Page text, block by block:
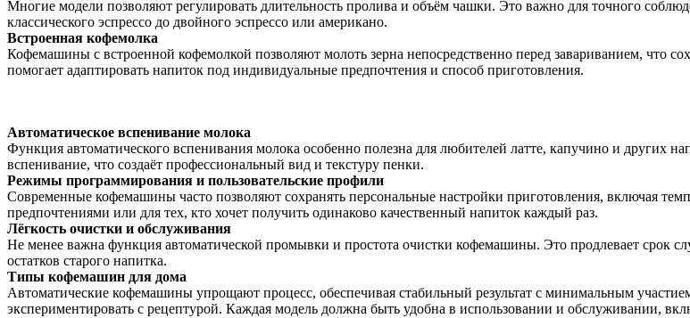
Многие модели позволяют регулировать длительность пролива и объём чашки. Это важно для точного
классического эспрессо до двойного эспрессо или американо.
Встроенная кофемолка
Кофемашины с встроенной кофемолкой позволяют молоть зерна непосредственно перед завариванием, что
помогает адаптировать напиток под индивидуальные предпочтения и способ приготовления.
Автоматическое вспенивание молока
Функция автоматического вспенивания молока особенно полезна для любителей латте, капучино и других
вспенивание, что создаёт профессиональный вид и текстуру пенки.
Режимы программирования и пользовательские профили
Современные кофемашины часто позволяют сохранять персональные настройки приготовления, включая
предпочтениями или для тех, кто хочет получить одинаково качественный напиток каждый раз.
Лёгкость очистки и обслуживания
Не менее важна функция автоматической промывки и простота очистки кофемашины. Это продлевает срок
остатков старого напитка.
Типы кофемашин для дома
Автоматические кофемашины упрощают процесс, обеспечивая стабильный результат с минимальным
экспериментировать с рецептурой. Каждая модель должна быть удобна в использовании и обслуживании,